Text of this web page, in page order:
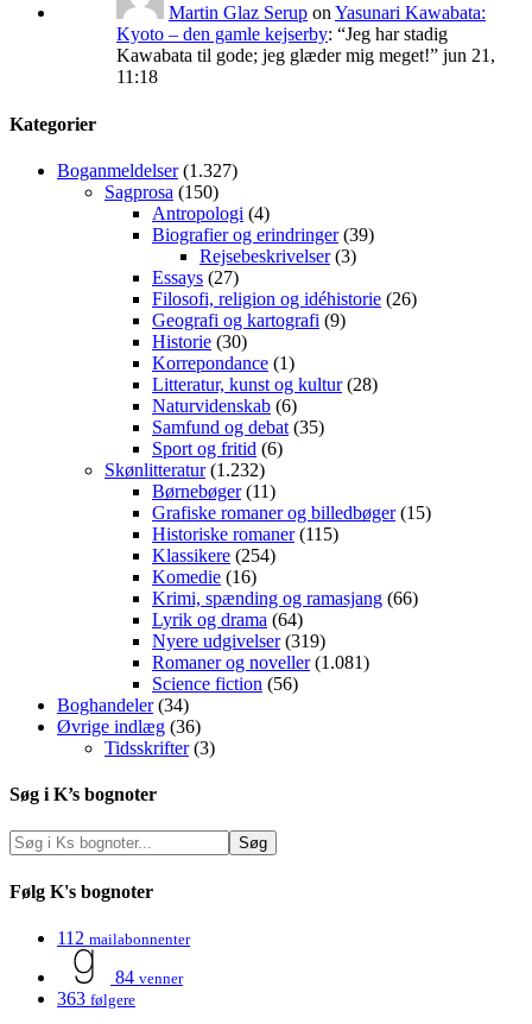
Martin Glaz Serup on Yasunari Kawabata:
Kyoto – den gamle kejserby: “Jeg har stadig
Kawabata til gode; jeg glæder mig meget!” jun 21,
11:18
Kategorier
Boganmeldelser(1.327)
Sagprosa (150)
Antropologi (4)
Biografier og erindringer(39)
Rejsebeskrivelser(3)
Essays (27)
Filosofi, religion og idéhistorie (26)
Geografi og kartografi (9)
Historie (30)
Korrepondance (1)
Litteratur, kunst og kultur(28)
Naturvidenskab (6)
Samfund og debat (35)
Sport og fritid (6)
Skønlitteratur(1.232)
Børnebøger(11)
Grafiske romaner og billedbøger(15)
Historiske romaner(115)
Klassikere (254)
Komedie (16)
Krimi, spænding og ramasjang (66)
Lyrik og drama (64)
Nyere udgivelser(319)
Romaner og noveller(1.081)
Science fiction (56)
Boghandeler(34)
Øvrige indlæg (36)
Tidsskrifter(3)
Søg i K’s bognoter
Følg K's bognoter
112 mailabonnenter
84 venner
363 følgere